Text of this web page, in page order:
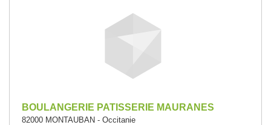
BOULANGERIE PATISSERIE MAURANES
82000 MONTAUBAN - Occitanie